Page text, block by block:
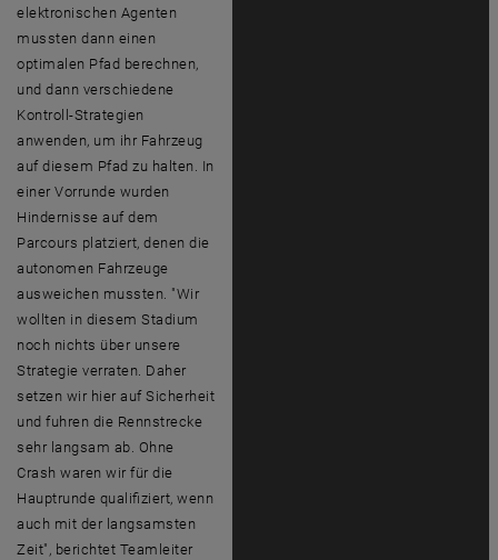
elektronischen Agenten
mussten dann einen
optimalen Pfad berechnen,
und dann verschiedene
Kontroll-Strategien
anwenden, um ihr Fahrzeug
auf diesem Pfad zu halten. In
einer Vorrunde wurden
Hindernisse auf dem
Parcours platziert, denen die
autonomen Fahrzeuge
ausweichen mussten. "Wir
wollten in diesem Stadium
noch nichts über unsere
Strategie verraten. Daher
setzen wir hier auf Sicherheit
und fuhren die Rennstrecke
sehr langsam ab. Ohne
Crash waren wir für die
Hauptrunde qualifiziert, wenn
auch mit der langsamsten
Zeit", berichtet Teamleiter